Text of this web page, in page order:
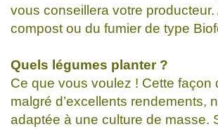
vous conseillera votre producteur.
compost ou du fumier de type
Quels légumes planter ?
Ce que vous voulez ! Cette façon
malgré d’excellents rendements,
adaptée à une culture de masse.